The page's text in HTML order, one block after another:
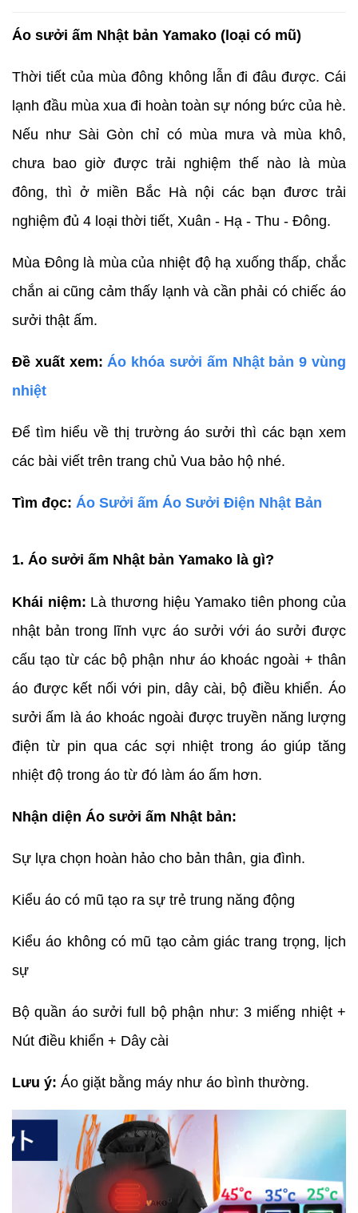
Áo sưởi ấm Nhật bản Yamako (loại có mũ)
Thời tiết của mùa đông không lẫn đi đâu được. Cái
lạnh đầu mùa xua đi hoàn toàn sự nóng bức của hè.
Nếu như Sài Gòn chỉ có mùa mưa và mùa khô,
chưa bao giờ được trải nghiệm thế nào là mùa
đông, thì ở miền Bắc Hà nội các bạn đươc trải
nghiệm đủ 4 loại thời tiết, Xuân - Hạ - Thu - Đông.
Mùa Đông là mùa của nhiệt độ hạ xuống thấp, chắc
chắn ai cũng cảm thấy lạnh và cần phải có chiếc áo
sưởi thật ấm.
Đề xuất xem:Áo khóa sưởi ấm Nhật bản 9 vùng
nhiệt
Để tìm hiểu về thị trường áo sưởi thì các bạn xem
các bài viết trên trang chủ Vua bảo hộ nhé.
Tìm đọc: Áo Sưởi ấm Áo Sưởi Điện Nhật Bản
1. Áo sưởi ấm Nhật bản Yamako là gì?
Khái niệm: Là thương hiệu Yamako tiên phong của
nhật bản trong lĩnh vực áo sưởi với áo sưởi được
cấu tạo từ các bộ phận như áo khoác ngoài + thân
áo được kết nối với pin, dây cài, bộ điều khiển. Áo
sưởi ấm là áo khoác ngoài được truyền năng lượng
điện từ pin qua các sợi nhiệt trong áo giúp tăng
nhiệt độ trong áo từ đó làm áo ấm hơn.
Nhận diện Áo sưởi ấm Nhật bản:
Sự lựa chọn hoàn hảo cho bản thân, gia đình.
Kiểu áo có mũ tạo ra sự trẻ trung năng động
Kiểu áo không có mũ tạo cảm giác trang trọng, lịch
sự
Bộ quần áo sưởi full bộ phận như: 3 miếng nhiệt +
Nút điều khiển + Dây cài
Lưu ý: Áo giặt bằng máy như áo bình thường.